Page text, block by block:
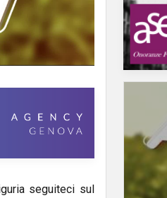
seguiteci sul